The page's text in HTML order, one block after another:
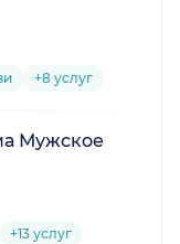
+8 услуг
Мужское
+13 услуг